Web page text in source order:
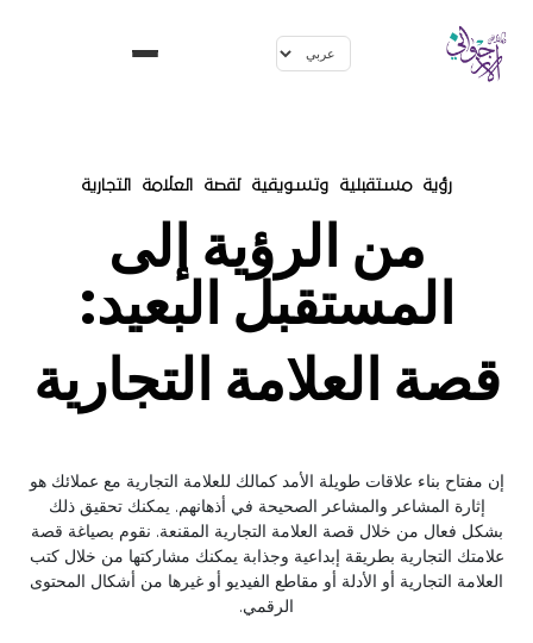
رؤية مستقبلية وتسويقية لقصة العلامة التجارية
من الرؤية إلى
المستقبل البعيد:
قصة العلامة التجارية
إن مفتاح بناء علاقات طويلة الأمد كمالك للعلامة التجارية مع عملائك هو
إثارة المشاعر والمشاعر الصحيحة في أذهانهم. يمكنك تحقيق ذلك
بشكل فعال من خلال قصة العلامة التجارية المقنعة. نقوم بصياغة قصة
علامتك التجارية بطريقة إبداعية وجذابة يمكنك مشاركتها من خلال كتب
العلامة التجارية أو الأدلة أو مقاطع الفيديو أو غيرها من أشكال المحتوى
الرقمي.